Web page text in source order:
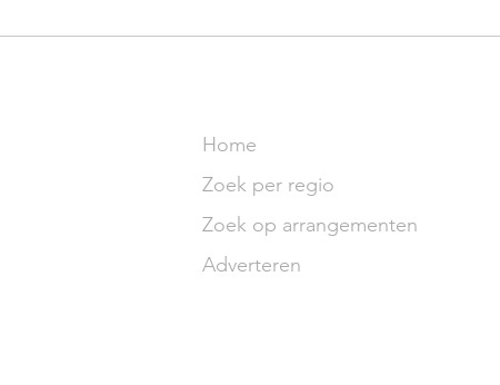
Home
Zoek per regio
Zoek op arrangementen
Adverteren